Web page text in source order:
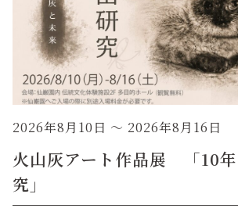
2026年8月10日 ～ 2026年8月16日
火山灰アート作品展 「10
究」